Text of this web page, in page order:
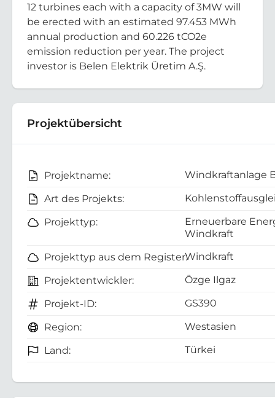
12 turbines each with a capacity of 3MW will
be erected with an estimated 97.453 MWh
annual production and 60.226 tCO2e
emission reduction per year. The project
investor is Belen Elektrik Üretim A.Ş.
Projektübersicht
Projektname: Windkraftanlage
Art des Projekts:
Projekttyp:
Erneuerbare
Windkraft
Projekttyp aus dem Register:Windkraft
Projektentwickler: Özge Ilgaz
Projekt-ID: GS390
Region: Westasien
Land: Türkei